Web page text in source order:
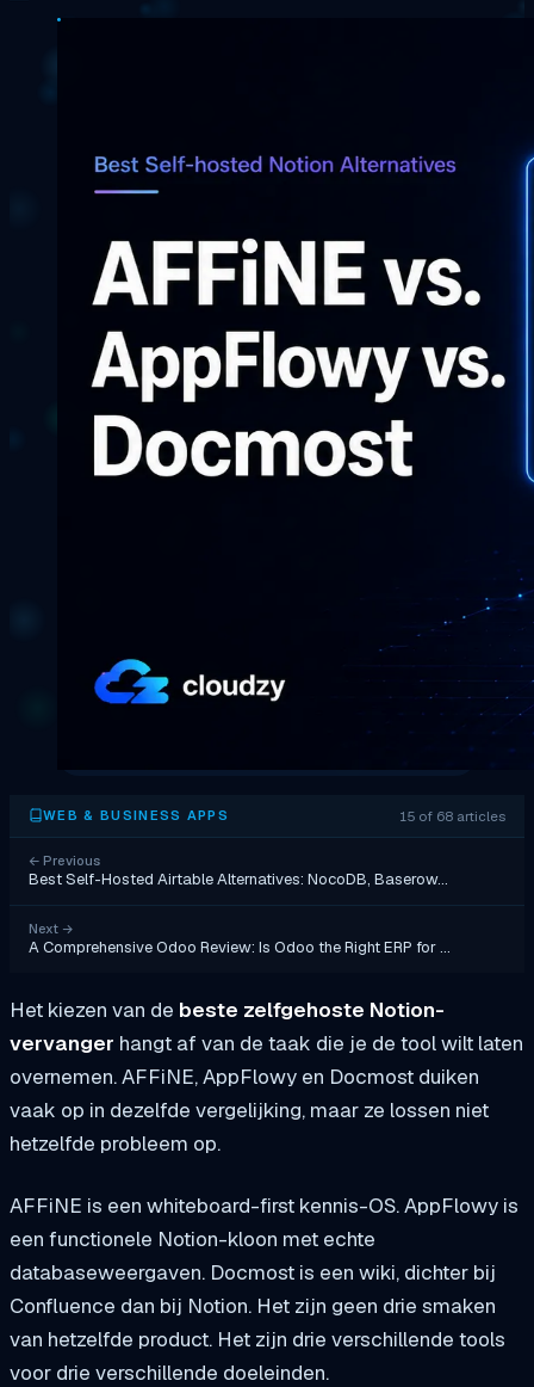
WEB & BUSINESS APPS 15 of 68 articles
← Previous
Best Self-Hosted Airtable Alternatives: NocoDB, Baserow…
Next →
A Comprehensive Odoo Review: Is Odoo the Right ERP for …
Het kiezen van de beste zelfgehoste Notion-
vervanger hangt af van de taak die je de tool wilt laten
overnemen. AFFiNE, AppFlowy en Docmost duiken
vaak op in dezelfde vergelijking, maar ze lossen niet
hetzelfde probleem op.
AFFiNE is een whiteboard-first kennis-OS. AppFlowy is
een functionele Notion-kloon met echte
databaseweergaven. Docmost is een wiki, dichter bij
Confluence dan bij Notion. Het zijn geen drie smaken
van hetzelfde product. Het zijn drie verschillende tools
voor drie verschillende doeleinden.